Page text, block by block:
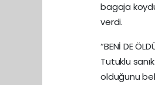
bagaja
verdi.
“BENİ DE
Tutuklu
olduğunu